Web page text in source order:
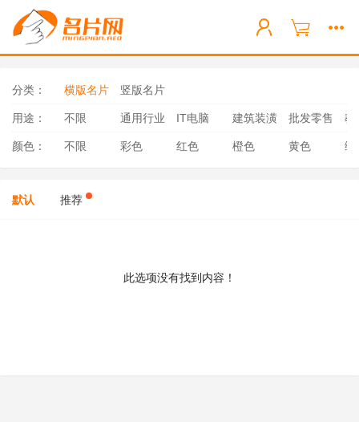
分类： 横版名片 竖版名片
用途： 不限 通用行业 IT电脑 建筑装潢 批发零售 教
颜色： 不限 彩色 红色 橙色 黄色 绿
默认 推荐
此选项没有找到内容！